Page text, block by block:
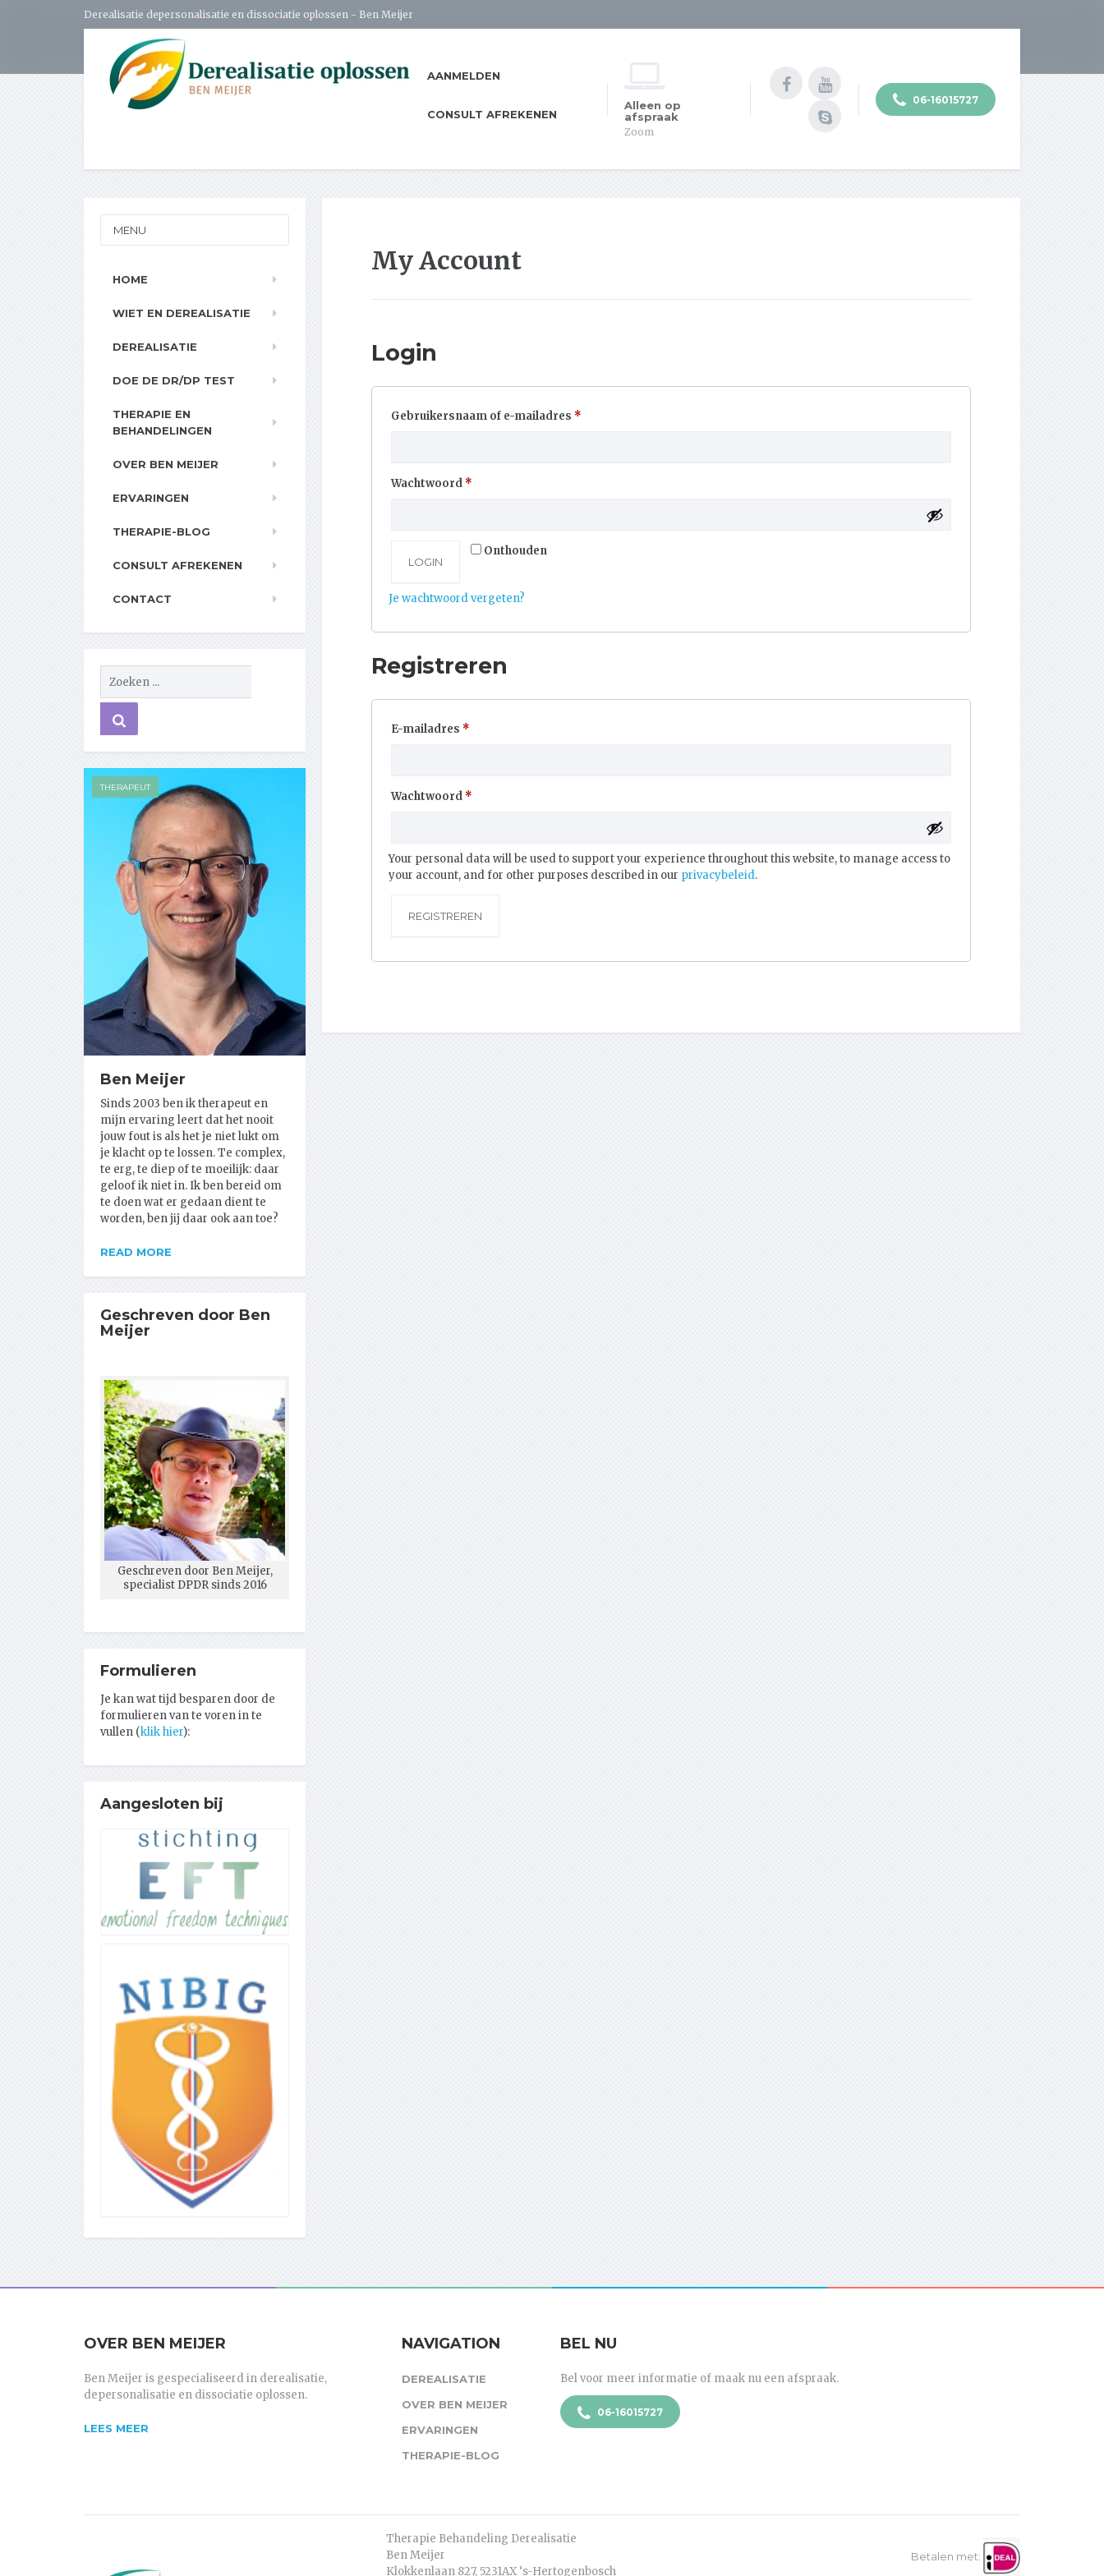
Derealisatie depersonalisatie en dissociatie oplossen - Ben Meijer
AANMELDEN
CONSULT AFREKENEN
Alleen op
afspraak
Zoom
06-16015727
My Account
Login
Gebruikersnaam of e-mailadres *
Wachtwoord *
Onthouden
LOGIN
Je wachtwoord vergeten?
Registreren
E-mailadres *
Wachtwoord *
Your personal data will be used to support your experience throughout this website, to manage access to
your account, and for other purposes described in our privacybeleid.
REGISTREREN
MENU
HOME
WIET EN DEREALISATIE
DEREALISATIE
DOE DE DR/DP TEST
THERAPIE EN
BEHANDELINGEN
OVER BEN MEIJER
ERVARINGEN
THERAPIE-BLOG
CONSULT AFREKENEN
CONTACT
THERAPEUT
Ben Meijer
Sinds 2003 ben ik therapeut en
mijn ervaring leert dat het nooit
jouw fout is als het je niet lukt om
je klacht op te lossen. Te complex,
te erg, te diep of te moeilijk: daar
geloof ik niet in. Ik ben bereid om
te doen wat er gedaan dient te
worden, ben jij daar ook aan toe?
READ MORE
Geschreven door Ben
Meijer
Geschreven door Ben Meijer,
specialist DPDR sinds 2016
Formulieren
Je kan wat tijd besparen door de
formulieren van te voren in te
vullen (klik hier):
Aangesloten bij
OVER BEN MEIJER
Ben Meijer is gespecialiseerd in derealisatie,
depersonalisatie en dissociatie oplossen.
LEES MEER
NAVIGATION
DEREALISATIE
OVER BEN MEIJER
ERVARINGEN
THERAPIE-BLOG
BEL NU
Bel voor meer informatie of maak nu een afspraak.
06-16015727
Therapie Behandeling Derealisatie
Ben Meijer
Klokkenlaan 827, 5231AX ‘s-Hertogenbosch
Betalen met: